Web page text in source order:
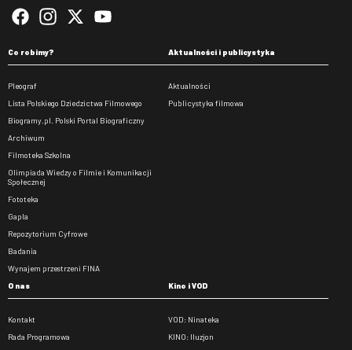
Co robimy?
Pleograf
Lista Polskiego Dziedzictwa Filmowego
Biogramy.pl. Polski Portal Biograficzny
Archiwum
Filmoteka Szkolna
Olimpiada Wiedzy o Filmie i Komunikacji
Społecznej
Fototeka
Gapla
Repozytorium Cyfrowe
Badania
Wynajem przestrzeni FINA
Aktualności i publicystyka
Aktualności
Publicystyka filmowa
O nas
Kontakt
Rada Programowa
Kino i VOD
VOD: Ninateka
KINO: Iluzjon